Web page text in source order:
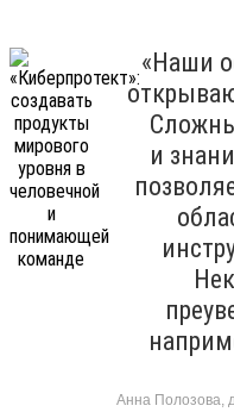
«Наши
и
Анна Полозова,